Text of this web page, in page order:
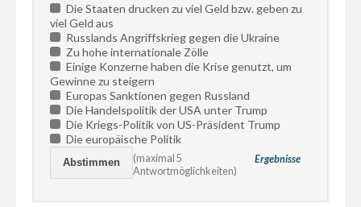
Die Staaten drucken zu viel Geld bzw. geben zu
viel Geld aus
Russlands Angriffskrieg gegen die Ukraine
Zu hohe internationale Zölle
Einige Konzerne haben die Krise genutzt, um
Gewinne zu steigern
Europas Sanktionen gegen Russland
Die Handelspolitik der USA unter Trump
Die Kriegs-Politik von US-Präsident Trump
Die europäische Politik
Ergebnisse
(maximal 5
Antwortmöglichkeiten)